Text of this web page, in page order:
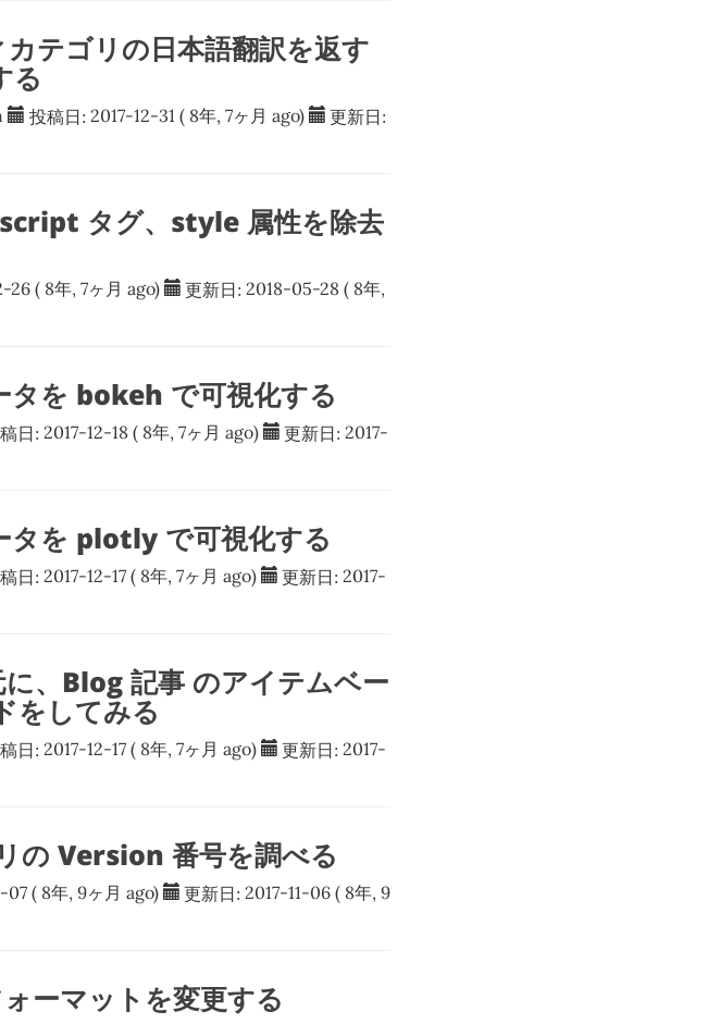
テゴリの日本語翻訳を返す
る
投稿日: 2017-12-31( 8年, 7ヶ月 ago) 更新日:
タグ、style 属性を除去
26( 8年, 7ヶ月 ago) 更新日: 2018-05-28( 8年,
を bokeh で可視化する
日: 2017-12-18( 8年, 7ヶ月 ago) 更新日: 2017-
を plotly で可視化する
日: 2017-12-17( 8年, 7ヶ月 ago) 更新日: 2017-
、Blog 記事 のアイテムベー
をしてみる
日: 2017-12-17( 8年, 7ヶ月 ago) 更新日: 2017-
の Version 番号を調べる
07( 8年, 9ヶ月 ago) 更新日: 2017-11-06( 8年, 9
マットを変更する